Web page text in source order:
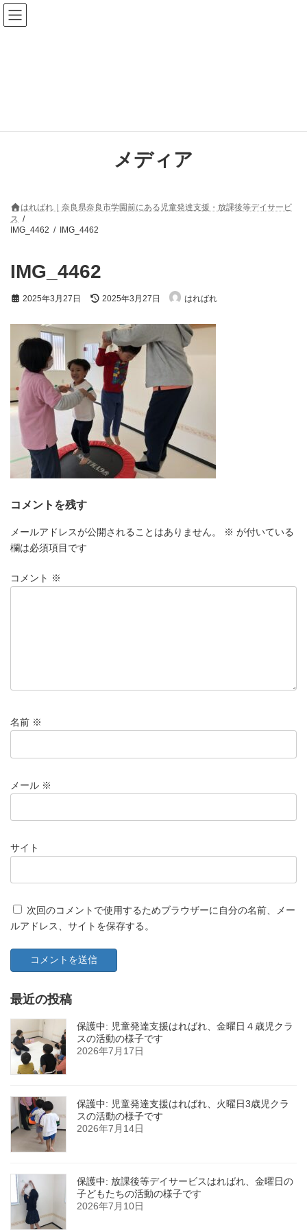
コ
ン
テ
ナ
ビ
ゲ
メディア
はればれ｜奈良県奈良市学園前にある児童発達支援・放課後等デイサービ
ス
IMG_4462
IMG_4462
IMG_4462
2025年3月27日
最
新
日
時
:
2025年3月27日 はればれ
コメントを残す
メールアドレスが公開されることはありません。 ※ が付いている
欄は必須項目です
コメント ※
名前 ※
メール ※
サイト
次回のコメントで使用するためブラウザーに自分の名前、メー
ルアドレス、サイトを保存する。
最近の投稿
保護中: 児童発達支援はればれ、金曜日４歳児クラ
スの活動の様子です
2026年7月17日
保護中: 児童発達支援はればれ、火曜日3歳児クラ
スの活動の様子です
2026年7月14日
保護中: 放課後等デイサービスはればれ、金曜日の
子どもたちの活動の様子です
2026年7月10日